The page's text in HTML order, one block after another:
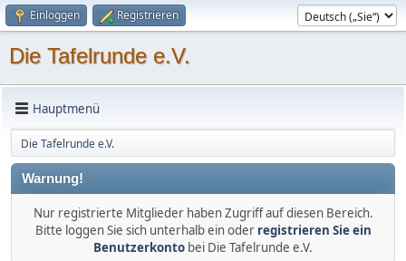
Einloggen Registrieren
Die Tafelrunde e.V.
Hauptmenü
Die Tafelrunde e.V.
Warnung!
Nur registrierte Mitglieder haben Zugriff auf diesen Bereich.
Bitte loggen Sie sich unterhalb ein oder registrieren Sie ein
Benutzerkonto bei Die Tafelrunde e.V.